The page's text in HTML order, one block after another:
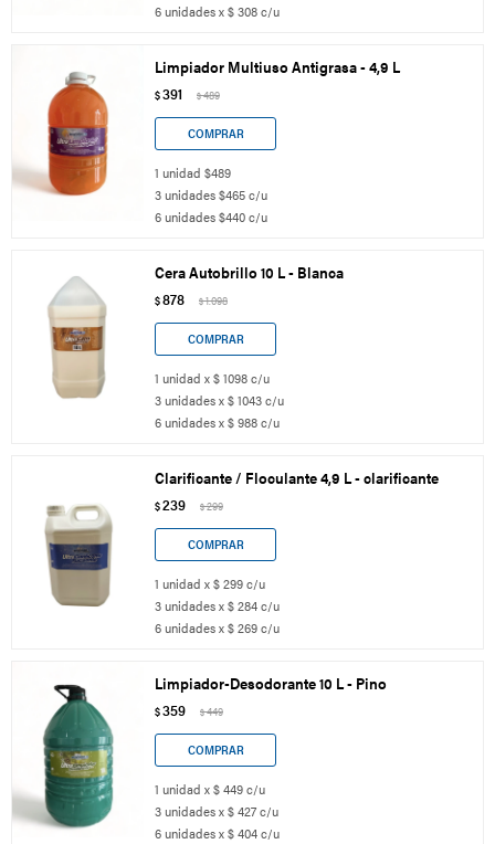
6 unidades x $ 308 c/u
Limpiador Multiuso Antigrasa - 4,9 L
$391 $489
1 unidad $489
3 unidades $465 c/u
6 unidades $440 c/u
Cera Autobrillo 10 L - Blanca
$878 $1.098
1 unidad x $ 1098 c/u
3 unidades x $ 1043 c/u
6 unidades x $ 988 c/u
Clarificante / Floculante 4,9 L - clarificante
$239 $299
1 unidad x $ 299 c/u
3 unidades x $ 284 c/u
6 unidades x $ 269 c/u
Limpiador-Desodorante 10 L - Pino
$359 $449
1 unidad x $ 449 c/u
3 unidades x $ 427 c/u
6 unidades x $ 404 c/u